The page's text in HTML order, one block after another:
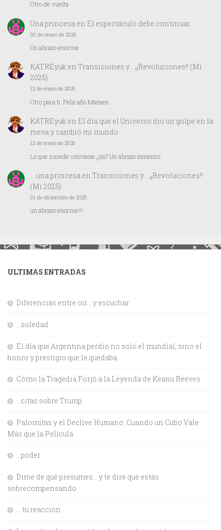
Otro de vuelta
Una princesa en El espectáculo debe continuar…
30 de enero de 2026
Un abrazo enorme
KATREyuken Transiciones y… ¡¡Revoluciones!! (Mi
2025)
12 de enero de 2026
Otro para ti. Feliz año Mamen
KATREyuken El día que el Universo dio un golpe en la
mesa y cambió mi mundo.
12 de enero de 2026
Lo que sucede conviene ¿no? Un abrazo inmenso
… una princesa en Transiciones y… ¡¡Revoluciones!!
(Mi 2025)
31 de diciembre de 2025
un abrazo enorme!!!
ULTIMAS ENTRADAS
Diferencias entre oír… y escuchar.
…soledad
El día que Argentina perdió no solo el mundial, sino el
honor y prestigio que le quedaba.
Cómo la Tragedia Forjó a la Leyenda de Keanu Reeves
…citas sobre Trump
Palomitas y el Declive Humano: Cuando un Cubo Vale
Más que la Película
…poder
Dime de qué presumes… y te diré qué estás
sobrecompensando
… tu reacción